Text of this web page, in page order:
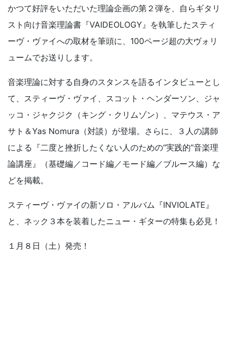
かつて好評をいただいた理論企画の第２弾を、自らギタリ
スト向け音楽理論書『VAIDEOLOGY』を執筆したスティ
ーヴ・ヴァイへの取材を筆頭に、100ページ超の大ヴォリ
ュームでお送りします。
音楽理論に対する自身のスタンスを語るインタビューとし
て、スティーヴ・ヴァイ、スコット・ヘンダーソン、ジャ
ッコ・ジャクジク（キング・クリムゾン）、マテウス・ア
サト＆Yas Nomura（対談）が登場。さらに、３人の講師
による『二度と挫折したくない人のための“実践的”音楽理
論講座』（基礎編／コード編／モード編／ブルース編）な
どを掲載。
スティーヴ・ヴァイの新ソロ・アルバム『INVIOLATE』
と、ネック３本を装着したニュー・ギターの特集も必見！
１月８日（土）発売！